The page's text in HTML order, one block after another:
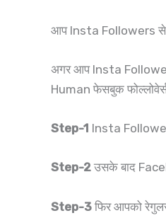
आप Insta Followers से
अगर आप Insta
Human फेसबुक
Step-1 Insta
Step-2 उसके बाद
Step-3 फिर आपको